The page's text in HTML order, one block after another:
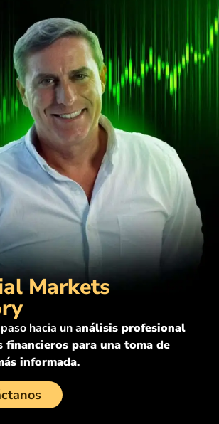
Markets
hacia un análisis profesional
financieros para una toma de
informada.